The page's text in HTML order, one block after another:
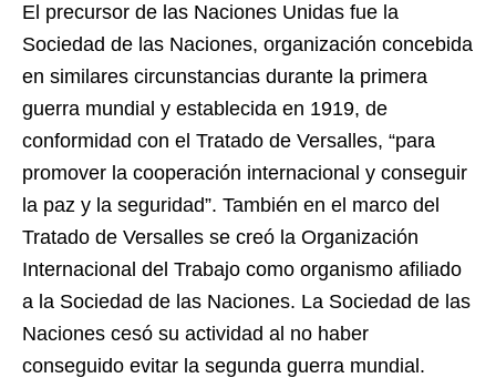
El precursor de las Naciones Unidas fue la
Sociedad de las Naciones, organización concebida
en similares circunstancias durante la primera
guerra mundial y establecida en 1919, de
conformidad con el Tratado de Versalles, “para
promover la cooperación internacional y conseguir
la paz y la seguridad”. También en el marco del
Tratado de Versalles se creó la Organización
Internacional del Trabajo como organismo afiliado
a la Sociedad de las Naciones. La Sociedad de las
Naciones cesó su actividad al no haber
conseguido evitar la segunda guerra mundial.